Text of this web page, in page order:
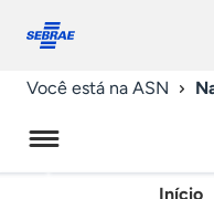
conosco
Você está na ASN
Início